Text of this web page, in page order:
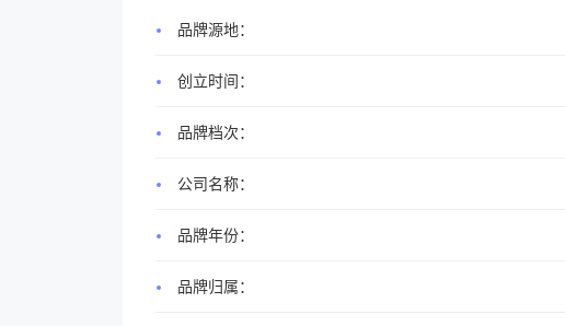
品牌源地：
创立时间：
品牌档次：
公司名称：
品牌年份：
品牌归属：